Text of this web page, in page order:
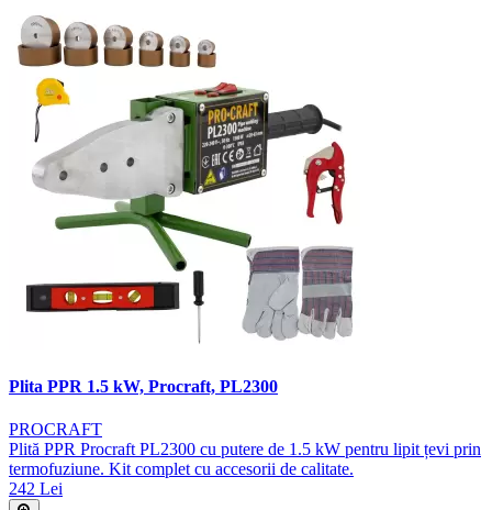
Plita PPR 1.5 kW, Procraft, PL2300
PROCRAFT
Plită PPR Procraft PL2300 cu putere de 1.5 kW pentru lipit țevi prin
termofuziune. Kit complet cu accesorii de calitate.
242 Lei